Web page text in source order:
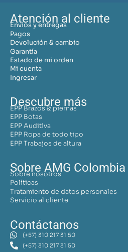
Atención al cliente
Envíos y entregas
Pagos
Devolución & cambio
Garantía
Estado de mi orden
Mi cuenta
Ingresar
Descubre más
EPP Brazos & piernas
EPP Botas
EPP Auditiva
EPP Ropa de todo tipo
EPP Trabajos de altura
Sobre AMG Colombia
Sobre nosotros
Políticas
Tratamiento de datos personales
Servicio al cliente
Contáctanos
(+57) 310 217 31 50
(+57) 310 217 31 50